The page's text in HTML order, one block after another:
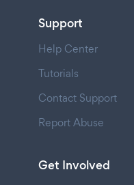
Support
Help Center
Tutorials
Contact Support
Report Abuse
Get Involved